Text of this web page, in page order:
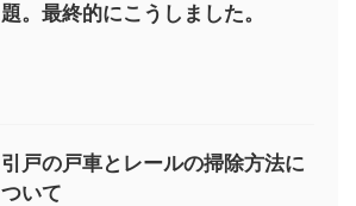
題。最終的にこうしました。
引戸の戸車とレールの掃除方法に
ついて